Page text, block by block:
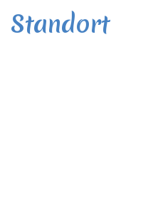
Standort